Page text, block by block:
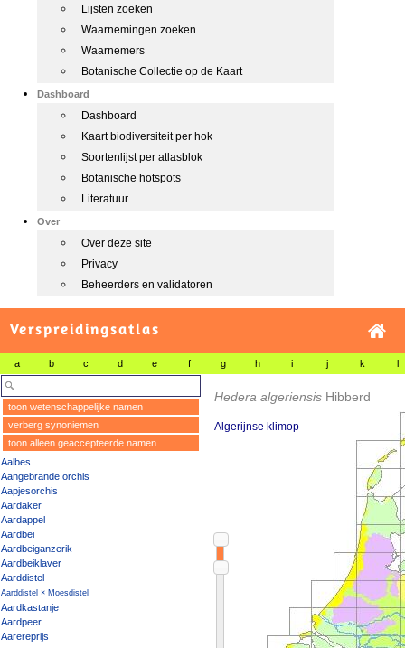
Lijsten zoeken
Waarnemingen zoeken
Waarnemers
Botanische Collectie op de Kaart
Dashboard
Dashboard
Kaart biodiversiteit per hok
Soortenlijst per atlasblok
Botanische hotspots
Literatuur
Over
Over deze site
Privacy
Beheerders en validatoren
Verspreidingsatlas
a b c d e f g h i j k l
toon wetenschappelijke namen
verberg synoniemen
toon alleen geaccepteerde namen
Aalbes
Aangebrande orchis
Aapjesorchis
Aardaker
Aardappel
Aardbei
Aardbeiganzerik
Aardbeiklaver
Aarddistel
Aarddistel × Moesdistel
Aardkastanje
Aardpeer
Aarereprijs
Hedera algeriensis Hibberd
Algerijnse klimop